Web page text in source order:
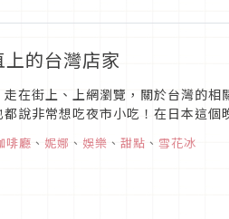
的台灣店家
在街上、上網瀏覽，關於台灣的相
說非常想吃夜市小吃！在日本這個
晨都還燈火通明的熱鬧街道。台灣
啡廳 、 妮娜 、 娛樂 、 甜點 、 雪花冰